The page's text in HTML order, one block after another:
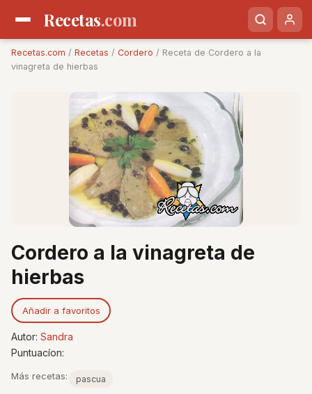
Recetas.com
Recetas.com / Recetas / Cordero / Receta de Cordero a la
vinagreta de hierbas
Cordero a la vinagreta de
hierbas
Añadir a favoritos
Autor: Sandra
Puntuacíon:
Más recetas: pascua